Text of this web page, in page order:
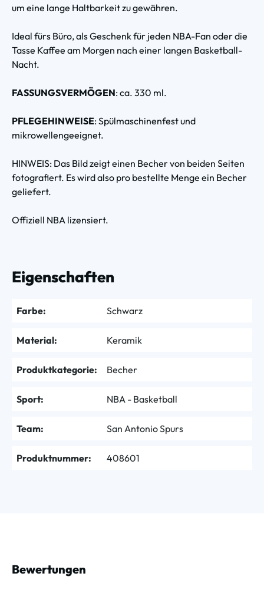
um eine lange Haltbarkeit zu gewähren.
Ideal fürs Büro, als Geschenk für jeden NBA-Fan oder die
Tasse Kaffee am Morgen nach einer langen Basketball-
Nacht.
FASSUNGSVERMÖGEN: ca. 330 ml.
PFLEGEHINWEISE: Spülmaschinenfest und
mikrowellengeeignet.
HINWEIS: Das Bild zeigt einen Becher von beiden Seiten
fotografiert. Es wird also pro bestellte Menge ein Becher
geliefert.
Offiziell NBA lizensiert.
Eigenschaften
Farbe: Schwarz
Material: Keramik
Produktkategorie: Becher
Sport: NBA - Basketball
Team: San Antonio Spurs
Produktnummer: 408601
Bewertungen